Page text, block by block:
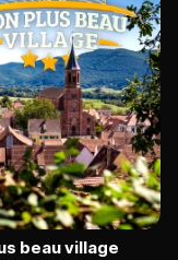
beau village